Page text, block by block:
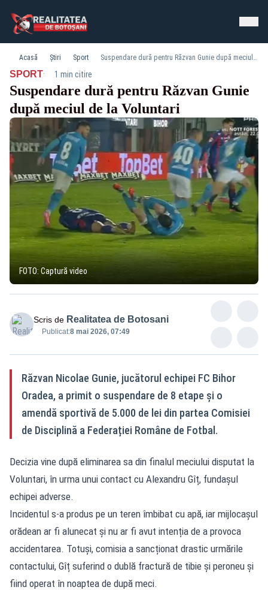
Acasă Știri Sport Suspendare dură pentru Răzvan Gunie după meciul de la Voluntari
SPORT· 1 min citire
Suspendare dură pentru Răzvan Gunie
după meciul de la Voluntari
FOTO: Captură video
Scris de Realitatea de Botosani
Publicat:8 mai 2026, 07:49
Răzvan Nicolae Gunie, jucătorul echipei FC Bihor
Oradea, a primit o suspendare de 8 etape și o
amendă sportivă de 5.000 de lei din partea Comisiei
de Disciplină a Federației Române de Fotbal.
Decizia vine după eliminarea sa din finalul meciului disputat la
Voluntari, în urma unui contact cu Alexandru Gîț, fundașul
echipei adverse.
Incidentul s-a produs pe un teren îmbibat cu apă, iar mijlocașul
orădean ar fi alunecat și nu ar fi avut intenția de a provoca
accidentarea. Totuși, comisia a sancționat drastic urmările
contactului, Gîț suferind o dublă fractură de tibie și peroneu și
fiind operat în noaptea de după meci.